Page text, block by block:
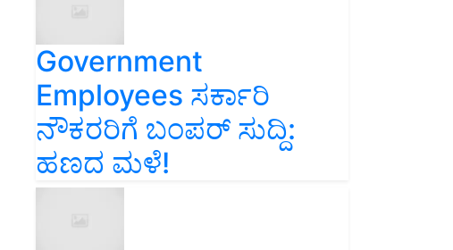
Government
Employees ಸರ್ಕಾರಿ
ನೌಕರರಿಗೆ ಬಂಪರ್‌ ಸುದ್ದಿ:
ಹಣದ ಮಳೆ!